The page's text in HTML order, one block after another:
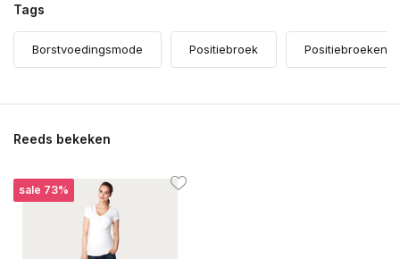
Tags
Borstvoedingsmode Positiebroek Positiebroeken
Reeds bekeken
sale 73%